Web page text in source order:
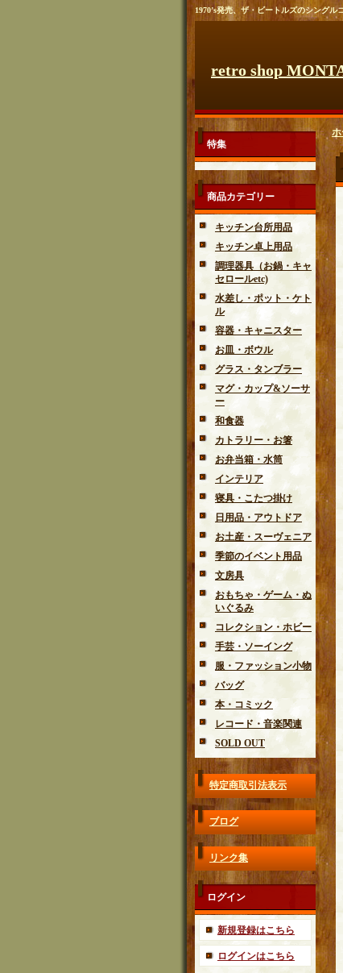
1970’s発売、ザ・ビートルズのシングル
retro shop
特集
商品カテゴリー
キッチン台所用品
キッチン卓上用品
調理器具（お鍋・キャ
セロールetc)
水差し・ポット・ケト
ル
容器・キャニスター
お皿・ボウル
グラス・タンブラー
マグ・カップ&ソーサ
ー
和食器
カトラリー・お箸
お弁当箱・水筒
インテリア
寝具・こたつ掛け
日用品・アウトドア
お土産・スーヴェニア
季節のイベント用品
文房具
おもちゃ・ゲーム・ぬ
いぐるみ
コレクション・ホビー
手芸・ソーイング
服・ファッション小物
バッグ
本・コミック
レコード・音楽関連
SOLD OUT
特定商取引法表示
ブログ
リンク集
ログイン
新規登録はこちら
ログインはこちら